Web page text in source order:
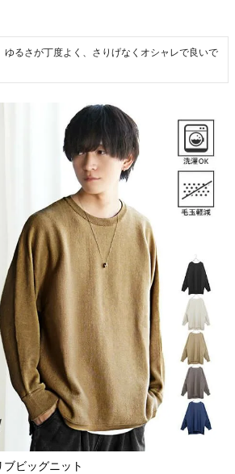
ゆるさが丁度よく、さりげなくオシャレで良いで
ビッグニット